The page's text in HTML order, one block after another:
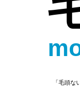
「毛頭な